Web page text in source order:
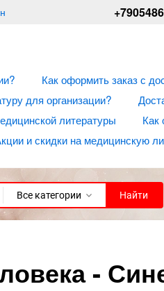
Как оформить заказ с
для организации?
литературы
Как
и скидки на медицинскую
Все категории Найти
-